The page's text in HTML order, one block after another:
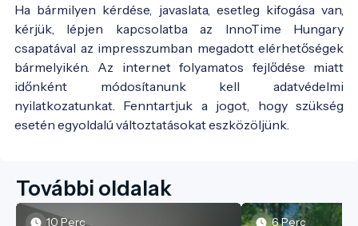
Ha bármilyen kérdése, javaslata, esetleg kifogása van,
kérjük, lépjen kapcsolatba az InnoTime Hungary
csapatával az impresszumban megadott elérhetőségek
bármelyikén. Az internet folyamatos fejlődése miatt
időnként módosítanunk kell adatvédelmi
nyilatkozatunkat. Fenntartjuk a jogot, hogy szükség
esetén egyoldalú változtatásokat eszközöljünk.
További oldalak
10 Perc 6 Perc